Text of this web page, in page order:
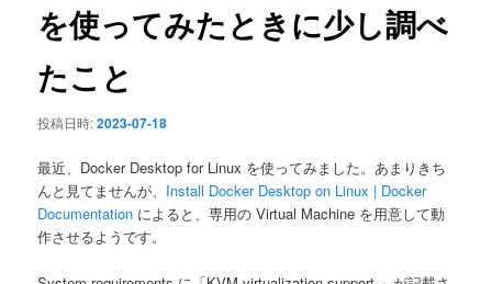
ョ
ン
を使ってみたときに少し調べ
たこと
投稿日時:2023-07-18
最近、Docker Desktop for Linux を使ってみました。あまりきち
んと見てませんが、 Install Docker Desktop on Linux | Docker
Documentation によると、専用の Virtual Machine を用意して動
作させるようです。